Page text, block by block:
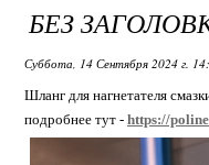
БЕЗ
Суббота, 14 Сентября 2024 г.
Шланг для нагнетателя
подробнее тут - https://